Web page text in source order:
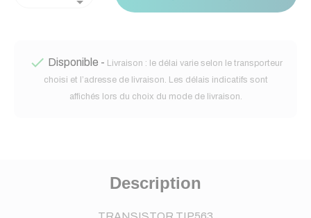
 Disponible - Livraison : le délai varie selon le transporteur
choisi et l’adresse de livraison. Les délais indicatifs sont
affichés lors du choix du mode de livraison.
Description